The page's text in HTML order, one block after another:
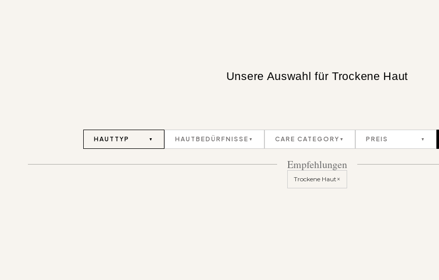
Unsere Auswahl für Trockene Haut
HAUTTYP HAUTBEDÜRFNISSE CARE CATEGORY PREIS
Empfehlungen
Trockene Haut×